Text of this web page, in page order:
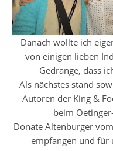
Danach wollte ich
von einigen lieben
Gedränge, dass
Als nächstes stand
Autoren der King &
beim
Donate Altenburger
empfangen und für